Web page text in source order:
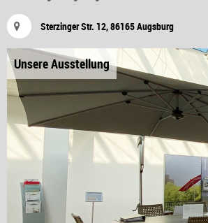
Sterzinger Str. 12, 86165 Augsburg
Unsere Ausstellung